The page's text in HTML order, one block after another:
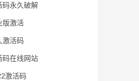
永久破解
版激活
活码
在线网站
激活码